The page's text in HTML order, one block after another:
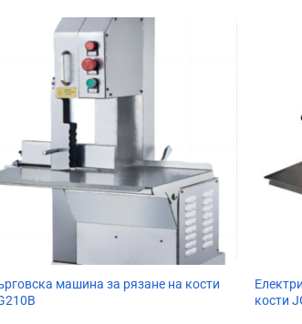
машина за рязане на кости
кости